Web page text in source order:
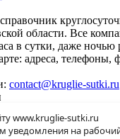
www.kruglie-sutki.ru
уведомления на
области. Все
в сутки, даже ночью
адреса, телефоны,
contact@kruglie-sutki.ru